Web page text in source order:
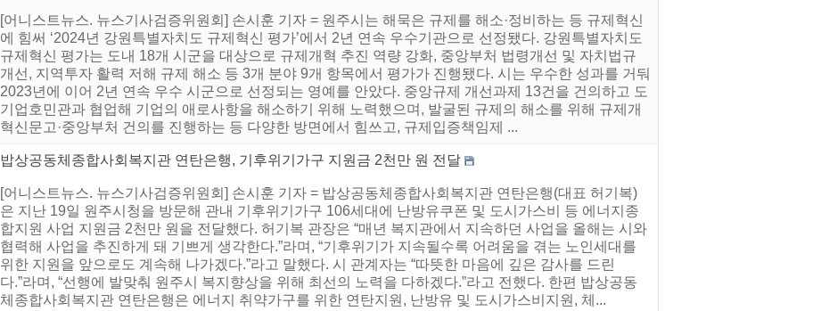
[어니스트뉴스. 뉴스기사검증위원회] 손시훈 기자 = 원주시는 해묵은 규제를 해소·정비하는 등 규제혁신
에 힘써 ‘2024년 강원특별자치도 규제혁신 평가’에서 2년 연속 우수기관으로 선정됐다. 강원특별자치도
규제혁신 평가는 도내 18개 시군을 대상으로 규제개혁 추진 역량 강화, 중앙부처 법령개선 및 자치법규
개선, 지역투자 활력 저해 규제 해소 등 3개 분야 9개 항목에서 평가가 진행됐다. 시는 우수한 성과를 거둬
2023년에 이어 2년 연속 우수 시군으로 선정되는 영예를 안았다. 중앙규제 개선과제 13건을 건의하고 도
기업호민관과 협업해 기업의 애로사항을 해소하기 위해 노력했으며, 발굴된 규제의 해소를 위해 규제개
혁신문고·중앙부처 건의를 진행하는 등 다양한 방면에서 힘쓰고, 규제입증책임제 ...
밥상공동체종합사회복지관 연탄은행, 기후위기가구 지원금 2천만 원 전달
[어니스트뉴스. 뉴스기사검증위원회] 손시훈 기자 = 밥상공동체종합사회복지관 연탄은행(대표 허기복)
은 지난 19일 원주시청을 방문해 관내 기후위기가구 106세대에 난방유쿠폰 및 도시가스비 등 에너지종
합지원 사업 지원금 2천만 원을 전달했다. 허기복 관장은 “매년 복지관에서 지속하던 사업을 올해는 시와
협력해 사업을 추진하게 돼 기쁘게 생각한다.”라며, “기후위기가 지속될수록 어려움을 겪는 노인세대를
위한 지원을 앞으로도 계속해 나가겠다.”라고 말했다. 시 관계자는 “따뜻한 마음에 깊은 감사를 드린
다.”라며, “선행에 발맞춰 원주시 복지향상을 위해 최선의 노력을 다하겠다.”라고 전했다. 한편 밥상공동
체종합사회복지관 연탄은행은 에너지 취약가구를 위한 연탄지원, 난방유 및 도시가스비지원, 체...